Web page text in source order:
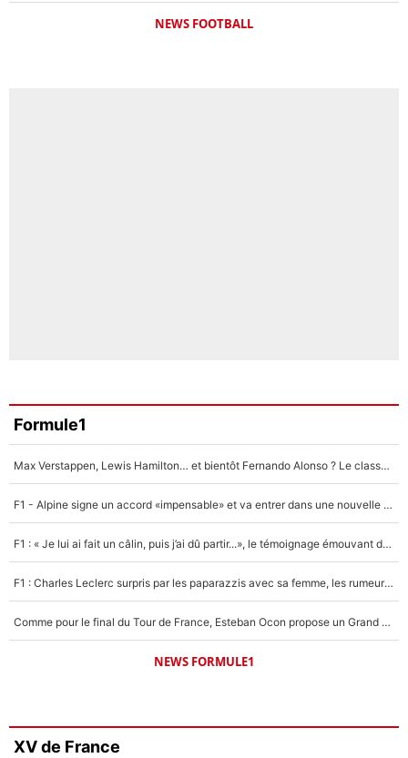
NEWS FOOTBALL
Formule1
Max Verstappen, Lewis Hamilton… et bientôt Fernando Alonso ? Le classement des pilotes les mieux payés en Formule 1 risque de changer !
F1 - Alpine signe un accord «impensable» et va entrer dans une nouvelle dimension : Grande nouvelle pour Pierre Gasly !
F1 : « Je lui ai fait un câlin, puis j’ai dû partir...», le témoignage émouvant de Max Verstappen sur sa fille
F1 : Charles Leclerc surpris par les paparazzis avec sa femme, les rumeurs étaient vraies !
Comme pour le final du Tour de France, Esteban Ocon propose un Grand Prix de Formule 1 à Paris : «Autour de l’Arc de Triomphe, ce serait génial» !
NEWS FORMULE1
XV de France